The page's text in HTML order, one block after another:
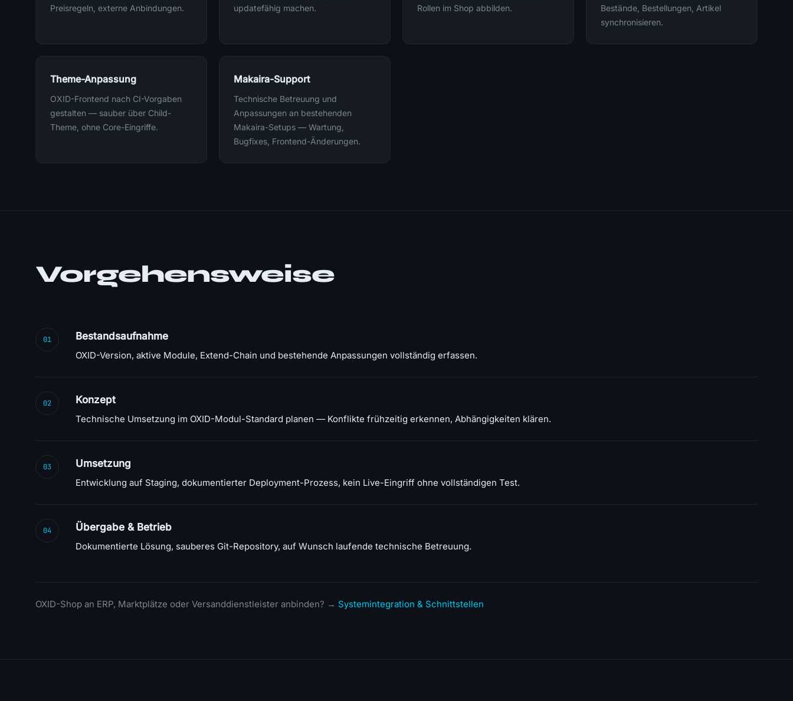
Preisregeln, externe Anbindungen.
updatefähig machen.
Rollen im Shop abbilden.
Bestände, Bestellungen, Artikel
synchronisieren.
Theme-Anpassung
OXID-Frontend nach CI-Vorgaben
gestalten — sauber über Child-
Theme, ohne Core-Eingriffe.
Makaira-Support
Technische Betreuung und
Anpassungen an bestehenden
Makaira-Setups — Wartung,
Bugfixes, Frontend-Änderungen.
Vorgehensweise
01 Bestandsaufnahme
OXID-Version, aktive Module, Extend-Chain und bestehende Anpassungen vollständig erfassen.
02 Konzept
Technische Umsetzung im OXID-Modul-Standard planen — Konflikte frühzeitig erkennen, Abhängigkeiten klären.
03 Umsetzung
Entwicklung auf Staging, dokumentierter Deployment-Prozess, kein Live-Eingriff ohne vollständigen Test.
04 Übergabe & Betrieb
Dokumentierte Lösung, sauberes Git-Repository, auf Wunsch laufende technische Betreuung.
OXID-Shop an ERP, Marktplätze oder Versanddienstleister anbinden? → Systemintegration & Schnittstellen